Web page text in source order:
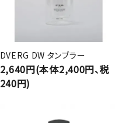
DVERG DW タンブラー
2,640円(本体2,400円、税
240円)